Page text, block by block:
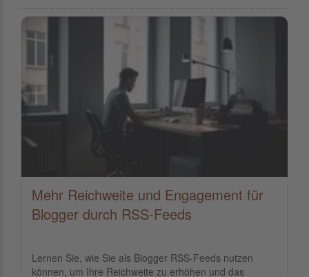
Mehr Reichweite und Engagement für
Blogger durch RSS-Feeds
Lernen Sie, wie Sie als Blogger RSS-Feeds nutzen
können, um Ihre Reichweite zu erhöhen und das